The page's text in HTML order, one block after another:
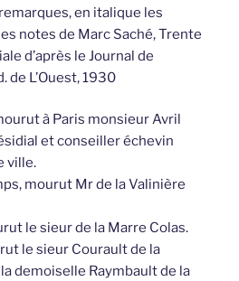
en italique les
notes de Marc Saché, Trente
d’après le Journal de
de L’Ouest, 1930
à Paris monsieur Avril
et conseiller échevin
ville.
mourut Mr de la Valinière
le sieur de la Marre Colas.
le sieur Courault de la
demoiselle Raymbault de la